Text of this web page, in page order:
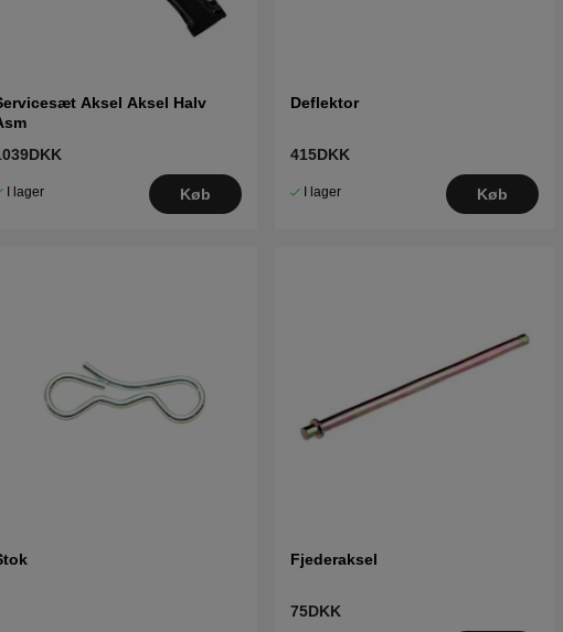
Aksel Aksel Halv
I lager Køb
Deflektor
415DKK
I lager Køb
Fjederaksel
75DKK